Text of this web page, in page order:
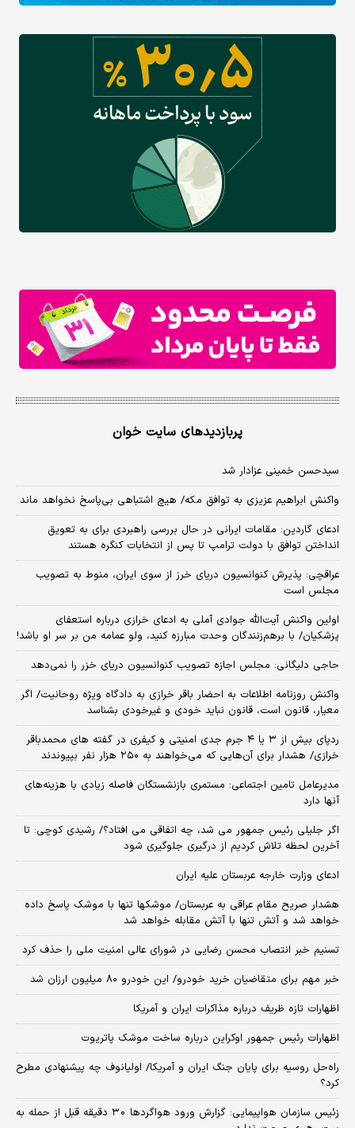
پربازدیدهای سایت خوان
سیدحسن خمینی عزادار شد
واکنش ابراهیم عزیزی به توافق مکه/ هیچ اشتباهی بی‌پاسخ نخواهد ماند
ادعای گاردین: مقامات ایرانی در حال بررسی راهبردی برای به تعویق
انداختن توافق با دولت ترامپ تا پس از انتخابات کنگره هستند
عراقچی: پذیرش کنوانسیون دریای خرز از سوی ایران، منوط به تصویب
مجلس است
اولین واکنش آیت‌الله جوادی آملی به ادعای خرازی درباره استعفای
پزشکیان/ با برهم‌زنندگان وحدت مبارزه کنید، ولو عمامه من بر سر او باشد!
حاجی دلیگانی: مجلس اجازه تصویب کنوانسیون دریای خزر را نمی‌دهد
واکنش روزنامه اطلاعات به احضار باقر خرازی به دادگاه ویژه روحانیت/ اگر
معیار، قانون است، قانون نباید خودی و غیرخودی بشناسد
ردپای بیش از ۳ یا ۴ جرم جدی امنیتی و کیفری در گفته های محمدباقر
خرازی/ هشدار برای آن‌هایی که می‌خواهند به ۲۵۰ هزار نفر بپیوندند
مدیرعامل تامین اجتماعی: مستمری بازنشستگان فاصله زیادی با هزینه‌های
آنها دارد
اگر جلیلی رئیس جمهور می شد، چه اتفاقی می افتاد؟/ رشیدی کوچی: تا
آخرین لحظه تلاش کردیم از درگیری جلوگیری شود
ادعای وزارت خارجه عربستان علیه ایران
هشدار صریح مقام عراقی به عربستان/ موشکها تنها با موشک پاسخ داده
خواهد شد و آتش تنها با آتش مقابله خواهد شد
تسنیم خبر انتصاب محسن رضایی در شورای عالی امنیت ملی را حذف کرد
خبر مهم برای متقاضیان خرید خودرو/ این خودرو ۸۰ میلیون ارزان شد
اظهارات تازه ظریف درباره مذاکرات ایران و آمریکا
اظهارات رئیس جمهور اوکراین درباره ساخت موشک پاتریوت
راه‌حل روسیه برای پایان جنگ ایران و آمریکا/ اولیانوف چه پیشنهادی مطرح
کرد؟
زئیس سازمان هواپیمایی: گزارش ورود هواگردها ٣٠ دقیقه قبل از حمله به